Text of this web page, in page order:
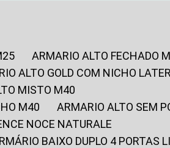
ARMARIO ALTO FECHADO
ALTO GOLD COM NICHO
MISTO M40
M40
ARMARIO ALTO SEM
NOCE NATURALE
ARMÁRIO BAIXO DUPLO 4 PORTAS